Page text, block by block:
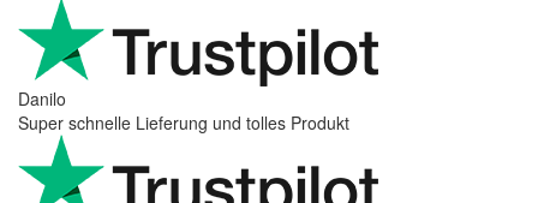
Danilo
Super schnelle Lieferung und tolles Produkt